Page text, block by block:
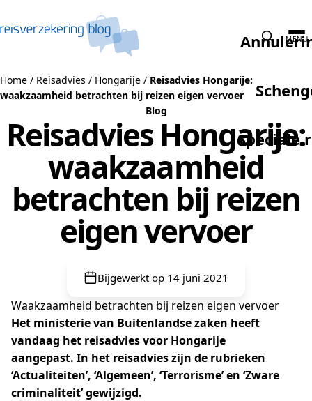
Speciale
MENU
Home / Reisadvies / Hongarije / Reisadvies Hongarije:
waakzaamheid betrachten bij reizen eigen vervoer
Blog
Reisadvies Hongarije:
waakzaamheid
betrachten bij reizen
eigen vervoer
Bijgewerkt op 14 juni 2021
Waakzaamheid betrachten bij reizen eigen vervoer
Het ministerie van Buitenlandse zaken heeft
vandaag het reisadvies voor Hongarije
aangepast. In het reisadvies zijn de rubrieken
‘Actualiteiten’, ‘Algemeen’, ‘Terrorisme’ en ‘Zware
criminaliteit’ gewijzigd.